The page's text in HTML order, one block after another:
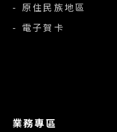
- 原住民族地區
- 電子賀卡
業務專區